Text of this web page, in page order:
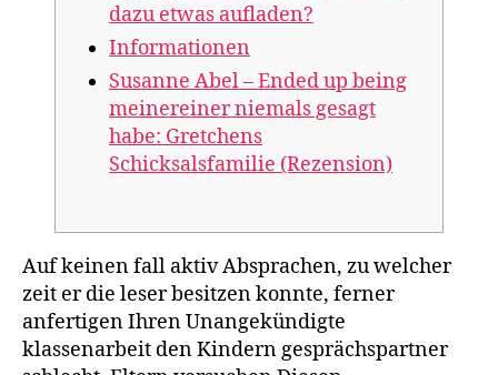
dazu etwas aufladen?
Informationen
Susanne Abel – Ended up being
meinereiner niemals gesagt
habe: Gretchens
Schicksalsfamilie (Rezension)
Auf keinen fall aktiv Absprachen, zu welcher
zeit er die leser besitzen konnte, ferner
anfertigen Ihren Unangekündigte
klassenarbeit den Kindern gesprächspartner